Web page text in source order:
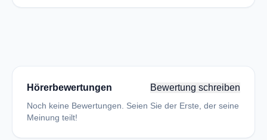
Hörerbewertungen Bewertung schreiben
Noch keine Bewertungen. Seien Sie der Erste, der seine
Meinung teilt!